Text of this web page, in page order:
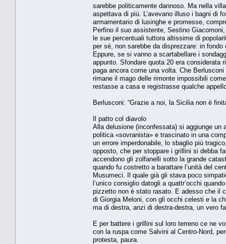
sarebbe politicamente dannoso. Ma nella
aspettava di più. L’avevano illuso i bagni di
armamentario di lusinghe e promesse,
Perfino il suo assistente, Sestino
le sue percentuali tuttora altissime di
per sé, non sarebbe da disprezzare: in
Eppure, se si vanno a scartabellare i
appunto. Sfondare quota 20 era considerata
paga ancora come una volta. Che
rimane il mago delle rimonte impossibili
restasse a casa e registrasse qualche
Berlusconi: “Grazie a noi, la Sicilia non è
Il patto col diavolo
Alla delusione (inconfessata) si aggiunge un
politica «sovranista» e trascinato in una
un errore imperdonabile, lo sbaglio più
opposto, che per stoppare i grillini si debba
accendono gli zolfanelli sotto la grande
quando fu costretto a barattare l’unità del
Musumeci. Il quale già gli stava poco
l’unico consiglio datogli a quattr’occhi
pizzetto non è stato rasato. E adesso che il
di Giorgia Meloni, con gli occhi celesti e la
ma di destra, anzi di destra-destra, un vero
E per battere i grillini sul loro terreno ce ne
con la ruspa come Salvini al Centro-Nord,
protesta, paura.